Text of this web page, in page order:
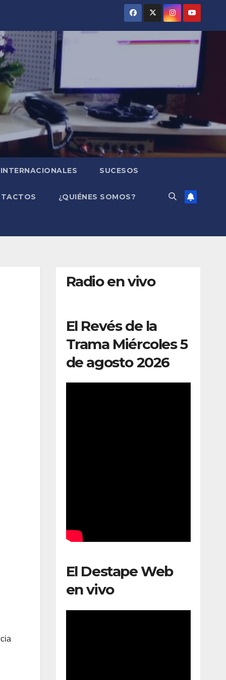
INTERNACIONALES SUCESOS
¿QUIÉNES SOMOS?
Radio en vivo
El Revés de la
Trama Miércoles 5
de agosto 2026
El Destape Web
en vivo